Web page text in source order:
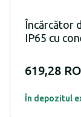
Încărcător
IP65 cu
619,28
În depozitul